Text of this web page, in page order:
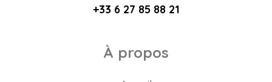
+33 6 27 85 88 21
À propos